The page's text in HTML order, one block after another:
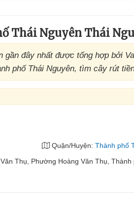
Thái Nguyên Thái
gần đây nhất được tổng hợp bởi
phố Thái Nguyên, tìm cây rút
Quận/Huyện: Thành phố
Thụ, Phường Hoàng Văn Thụ,